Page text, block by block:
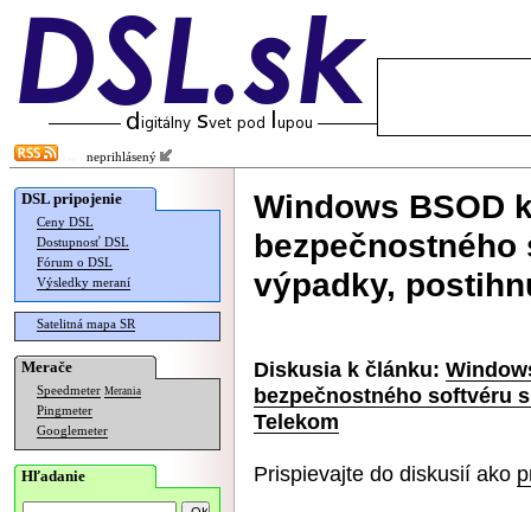
neprihlásený
DSL pripojenie
Ceny DSL
Dostupnosť DSL
Fórum o DSL
Výsledky meraní
Satelitná mapa SR
Merače
Speedmeter Merania
Pingmeter
Googlemeter
Hľadanie
Windows BSOD
výpadky,
Diskusia k článku:
bezpečnostného softvéru
Telekom
Prispievajte do diskusií ako